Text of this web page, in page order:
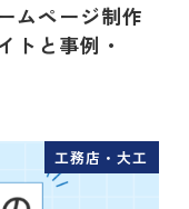
ムページ制作
トと事例・
工務店・大工